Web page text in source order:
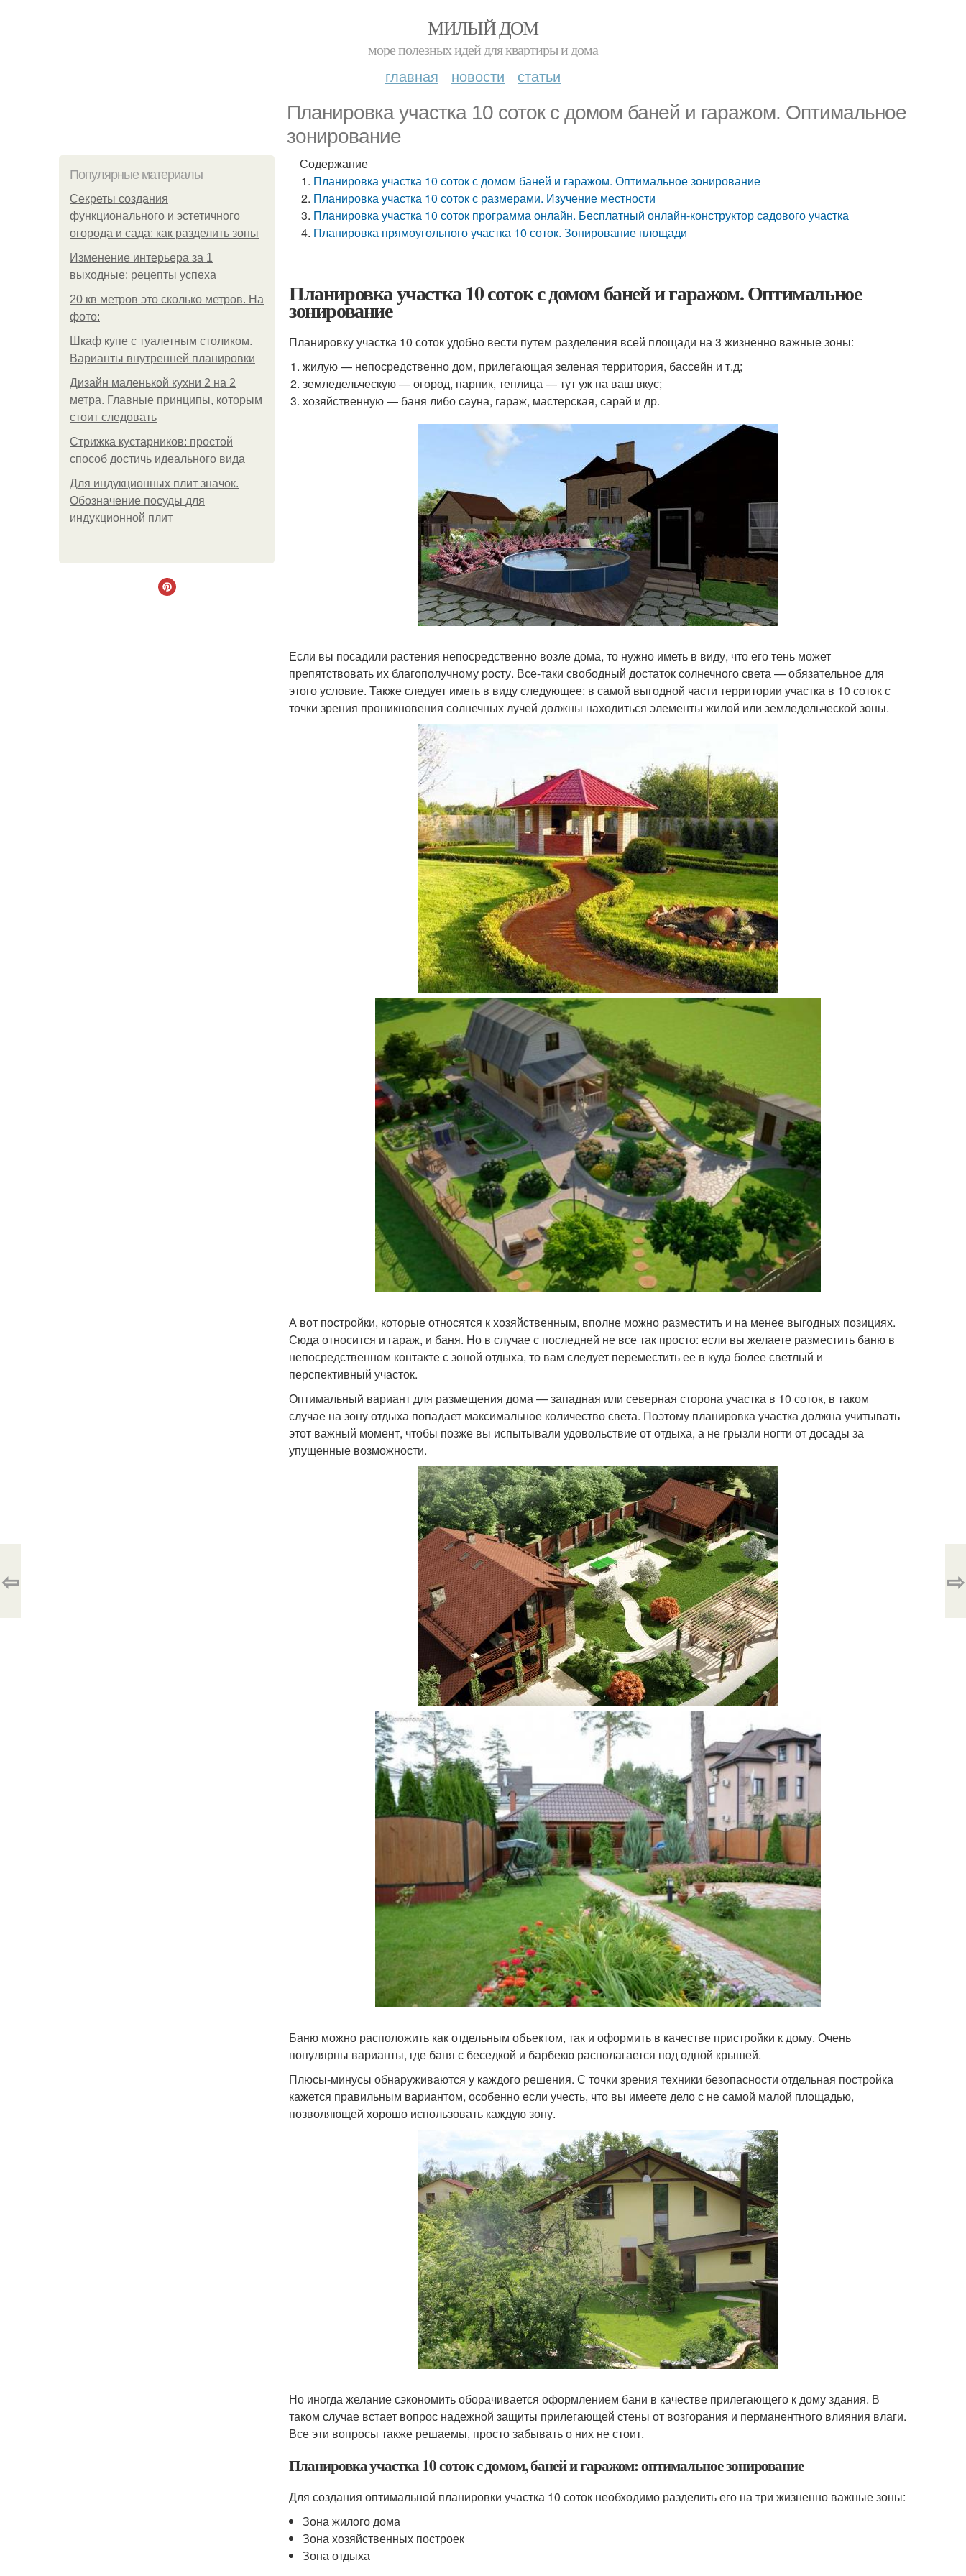
МИЛЫЙ ДОМ
море полезных идей для квартиры и дома
главная новости статьи
Планировка участка 10 соток с домом баней и гаражом. Оптимальное
зонирование
Популярные материалы
Секреты создания
функционального и эстетичного
огорода и сада: как разделить зоны
Изменение интерьера за 1
выходные: рецепты успеха
20 кв метров это сколько метров. На
фото:
Шкаф купе с туалетным столиком.
Варианты внутренней планировки
Дизайн маленькой кухни 2 на 2
метра. Главные принципы, которым
стоит следовать
Стрижка кустарников: простой
способ достичь идеального вида
Для индукционных плит значок.
Обозначение посуды для
индукционной плит
Содержание
Планировка участка 10 соток с домом баней и гаражом. Оптимальное зонирование
Планировка участка 10 соток с размерами. Изучение местности
Планировка участка 10 соток программа онлайн. Бесплатный онлайн-конструктор садового участка
Планировка прямоугольного участка 10 соток. Зонирование площади
Планировка участка 10 соток с домом баней и гаражом. Оптимальное
зонирование
Планировку участка 10 соток удобно вести путем разделения всей площади на 3 жизненно важные зоны:
жилую — непосредственно дом, прилегающая зеленая территория, бассейн и т.д;
земледельческую — огород, парник, теплица — тут уж на ваш вкус;
хозяйственную — баня либо сауна, гараж, мастерская, сарай и др.
Если вы посадили растения непосредственно возле дома, то нужно иметь в виду, что его тень может
препятствовать их благополучному росту. Все-таки свободный достаток солнечного света — обязательное для
этого условие. Также следует иметь в виду следующее: в самой выгодной части территории участка в 10 соток с
точки зрения проникновения солнечных лучей должны находиться элементы жилой или земледельческой зоны.
А вот постройки, которые относятся к хозяйственным, вполне можно разместить и на менее выгодных позициях.
Сюда относится и гараж, и баня. Но в случае с последней не все так просто: если вы желаете разместить баню в
непосредственном контакте с зоной отдыха, то вам следует переместить ее в куда более светлый и
перспективный участок.
Оптимальный вариант для размещения дома — западная или северная сторона участка в 10 соток, в таком
случае на зону отдыха попадает максимальное количество света. Поэтому планировка участка должна учитывать
этот важный момент, чтобы позже вы испытывали удовольствие от отдыха, а не грызли ногти от досады за
упущенные возможности.
Баню можно расположить как отдельным объектом, так и оформить в качестве пристройки к дому. Очень
популярны варианты, где баня с беседкой и барбекю располагается под одной крышей.
Плюсы-минусы обнаруживаются у каждого решения. С точки зрения техники безопасности отдельная постройка
кажется правильным вариантом, особенно если учесть, что вы имеете дело с не самой малой площадью,
позволяющей хорошо использовать каждую зону.
Но иногда желание сэкономить оборачивается оформлением бани в качестве прилегающего к дому здания. В
таком случае встает вопрос надежной защиты прилегающей стены от возгорания и перманентного влияния влаги.
Все эти вопросы также решаемы, просто забывать о них не стоит.
Планировка участка 10 соток с домом, баней и гаражом: оптимальное зонирование
Для создания оптимальной планировки участка 10 соток необходимо разделить его на три жизненно важные зоны:
Зона жилого дома
Зона хозяйственных построек
Зона отдыха
⇦ ⇨